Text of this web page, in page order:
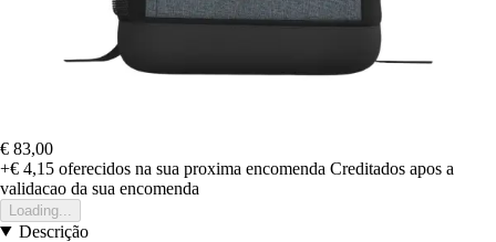
€ 83,00
+€ 4,15 oferecidos na sua proxima encomenda Creditados apos a
validacao da sua encomenda
Loading...
Descrição